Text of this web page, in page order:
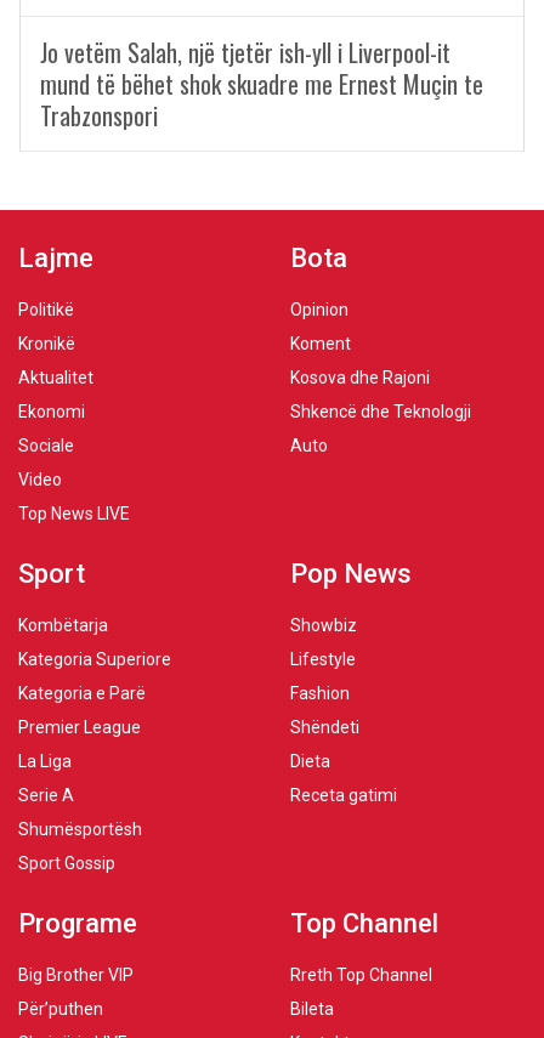
Jo vetëm Salah, një tjetër ish-yll i Liverpool-it
mund të bëhet shok skuadre me Ernest Muçin te
Trabzonspori
Lajme
Politikë
Kronikë
Aktualitet
Ekonomi
Sociale
Video
Top News LIVE
Bota
Opinion
Koment
Kosova dhe Rajoni
Shkencë dhe Teknologji
Auto
Sport
Kombëtarja
Kategoria Superiore
Kategoria e Parë
Premier League
La Liga
Serie A
Shumësportësh
Sport Gossip
Pop News
Showbiz
Lifestyle
Fashion
Shëndeti
Dieta
Receta gatimi
Programe
Big Brother VIP
Për’puthen
Top Channel
Rreth Top Channel
Bileta